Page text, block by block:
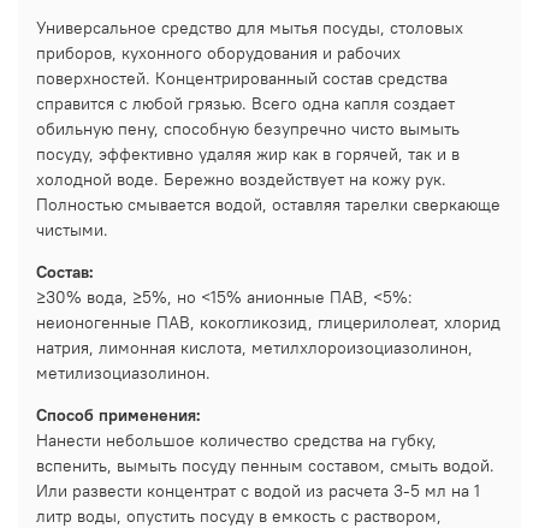
Универсальное средство для мытья посуды, столовых
приборов, кухонного оборудования и рабочих
поверхностей. Концентрированный состав средства
справится с любой грязью. Всего одна капля создает
обильную пену, способную безупречно чисто вымыть
посуду, эффективно удаляя жир как в горячей, так и в
холодной воде. Бережно воздействует на кожу рук.
Полностью смывается водой, оставляя тарелки сверкающе
чистыми.
Состав:
≥30% вода, ≥5%, но <15% анионные ПАВ, <5%:
неионогенные ПАВ, кокогликозид, глицерилолеат, хлорид
натрия, лимонная кислота, метилхлороизоциазолинон,
метилизоциазолинон.
Способ применения:
Нанести небольшое количество средства на губку,
вспенить, вымыть посуду пенным составом, смыть водой.
Или развести концентрат с водой из расчета 3-5 мл на 1
литр воды, опустить посуду в емкость с раствором,